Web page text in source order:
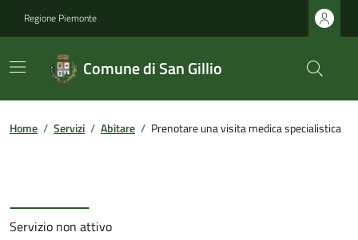
Regione Piemonte
Comune di San Gillio
Home / Servizi / Abitare / Prenotare una visita medica specialistica
Servizio non attivo